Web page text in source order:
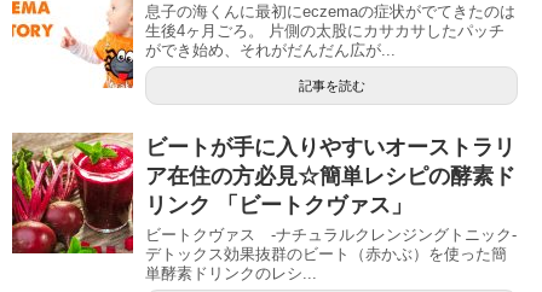
息子の海くんに最初にeczemaの症状がでてきたのは
生後4ヶ月ごろ。 片側の太股にカサカサしたパッチ
ができ始め、それがだんだん広が...
記事を読む
ビートが手に入りやすいオーストラリ
ア在住の方必見☆簡単レシピの酵素ド
リンク 「ビートクヴァス」
ビートクヴァス -ナチュラルクレンジングトニック-
デトックス効果抜群のビート（赤かぶ）を使った簡
単酵素ドリンクのレシ...